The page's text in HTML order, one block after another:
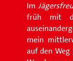
Im
früh mit
mein
auf den Weg